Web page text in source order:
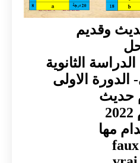
وقديم
الثانوية
الدورة الاولى
حديث
مها